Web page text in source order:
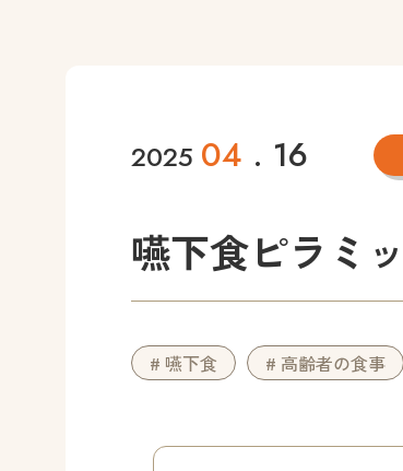
2025 04 . 16
嚥下食ピラミ
# 嚥下食 # 高齢者の食事